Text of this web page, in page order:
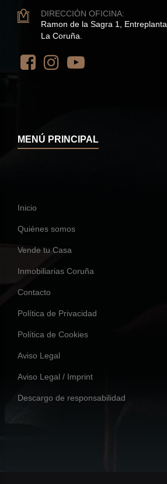
DIRECCIÓN OFICINA:
Ramon de la Sagra 1, Entreplanta
La Coruña.
MENÚ PRINCIPAL
Inicio
Quiénes somos
Vende tu Casa
Inmobiliarias Coruña
Contacto
Política de Privacidad
Política de Cookies
Aviso Legal
Aviso Legal / Imprint
Descargo de responsabilidad